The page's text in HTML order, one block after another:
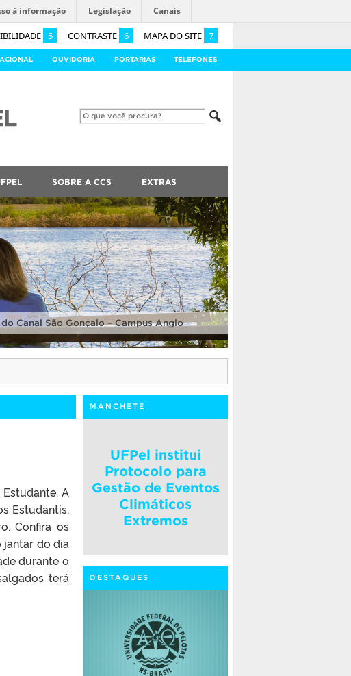
5 CONTRASTE 6 MAPA DO SITE 7
à informação Legislação Canais
OUVIDORIA PORTARIAS TELEFONES
SOBRE A CCS EXTRAS
Canal São Gonçalo – Campus Anglo
A
Estudantis,
Confira os
do dia
durante o
terá
MANCHETE
UFPel institui
Protocolo para
Gestão de Eventos
Climáticos
Extremos
DESTAQUES